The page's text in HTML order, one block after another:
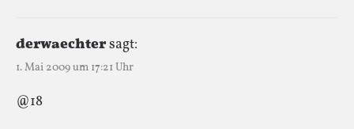
derwaechtersagt:
1. Mai 2009 um 17:21 Uhr
@18